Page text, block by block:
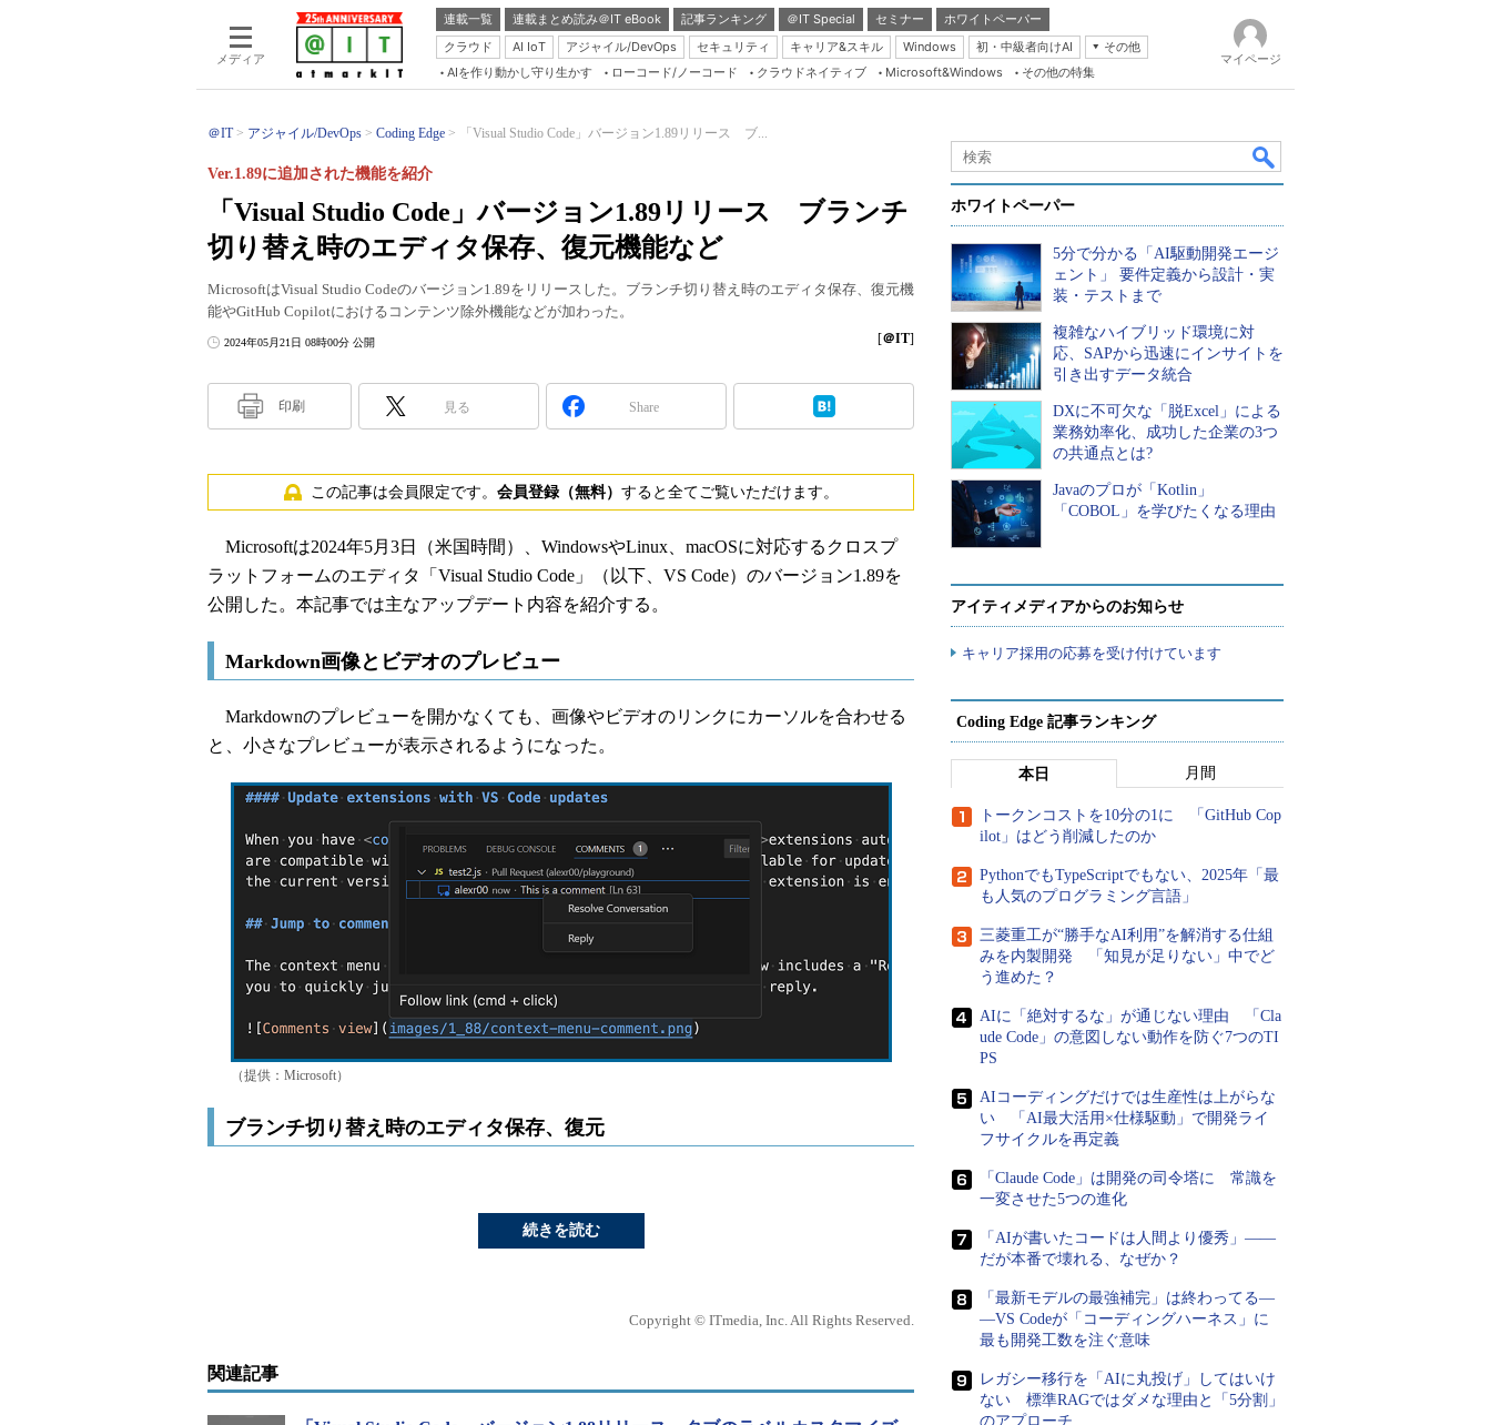
メディア
連載一覧 連載まとめ読み＠IT eBook 記事ランキング ＠IT Special セミナー
ホワイトペーパー
クラウド
AI IoT アジャイル/DevOps セキュリティ キャリア&スキル Windows 初・中級者向けAI
その他
Server & Storage
Java Agile
Database Expert
Linux ＆ OSS
Master of IP Network
ブログ
AIを作り動かし守り生かす ローコード/ノーコード クラウドネイティブ Microsoft&Windows その他の特集
マイページ
＠IT アジャイル/DevOps Coding Edge 「Visual Studio Code」バージョン1.89リリース ブ...
「Visual Studio Code」バージョン1.89リリース ブランチ
切り替え時のエディタ保存、復元機能など
Ver.1.89に追加された機能を紹介
MicrosoftはVisual Studio Codeのバージョン1.89をリリースした。ブランチ切り替え時のエディタ保存、復元機
能やGitHub Copilotにおけるコンテンツ除外機能などが加わった。
2024年05月21日 08時00分 公開 [＠IT]
印刷 見る Share
この記事は会員限定です。 会員登録（無料） すると全てご覧いただけます。
Microsoftは2024年5月3日（米国時間）、WindowsやLinux、macOSに対応するクロスプ
ラットフォームのエディタ「Visual Studio Code」（以下、VS Code）のバージョン1.89を
公開した。本記事では主なアップデート内容を紹介する。
Markdown画像とビデオのプレビュー
Markdownのプレビューを開かなくても、画像やビデオのリンクにカーソルを合わせる
と、小さなプレビューが表示されるようになった。
（提供：Microsoft）
ブランチ切り替え時のエディタ保存、復元
続きを読む
Copyright © ITmedia, Inc. All Rights Reserved.
関連記事
ホワイトペーパー
5分で分かる「AI駆動開発エージ
ェント」 要件定義から設計・実
装・テストまで
複雑なハイブリッド環境に対
応、SAPから迅速にインサイトを
引き出すデータ統合
DXに不可欠な「脱Excel」による
業務効率化、成功した企業の3つ
の共通点とは?
Javaのプロが「Kotlin」
「COBOL」を学びたくなる理由
アイティメディアからのお知らせ
キャリア採用の応募を受け付けています
Coding Edge 記事ランキング
本日 月間
トークンコストを10分の1に 「GitHub Cop
ilot」はどう削減したのか
PythonでもTypeScriptでもない、2025年「最
も人気のプログラミング言語」
三菱重工が“勝手なAI利用”を解消する仕組
みを内製開発 「知見が足りない」中でど
う進めた？
AIに「絶対するな」が通じない理由 「Cla
ude Code」の意図しない動作を防ぐ7つのTI
PS
AIコーディングだけでは生産性は上がらな
い 「AI最大活用×仕様駆動」で開発ライ
フサイクルを再定義
「Claude Code」は開発の司令塔に 常識を
一変させた5つの進化
「AIが書いたコードは人間より優秀」――
だが本番で壊れる、なぜか？
「最新モデルの最強補完」は終わってる―
―VS Codeが「コーディングハーネス」に
最も開発工数を注ぐ意味
レガシー移行を「AIに丸投げ」してはいけ
ない 標準RAGではダメな理由と「5分割」
のアプローチ